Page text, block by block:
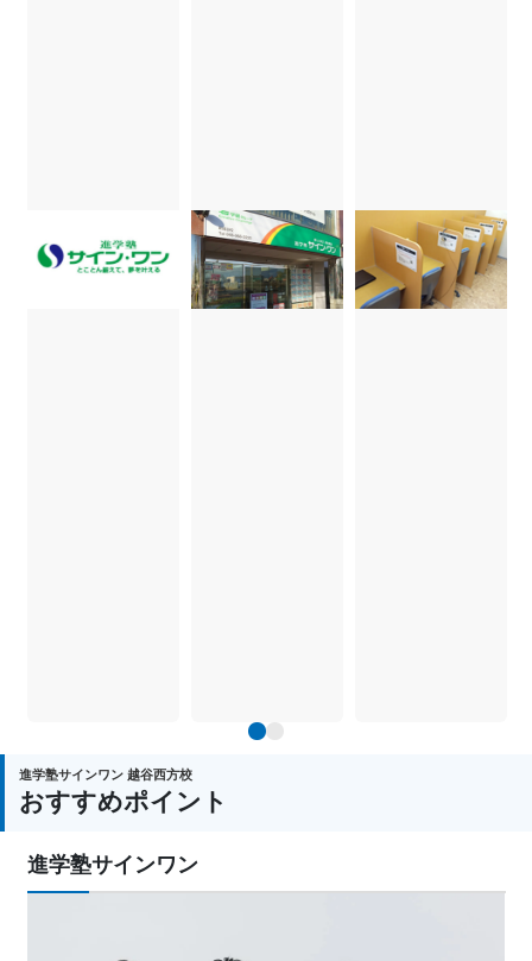
進学塾サインワン 越谷西方校
おすすめポイント
進学塾サインワン